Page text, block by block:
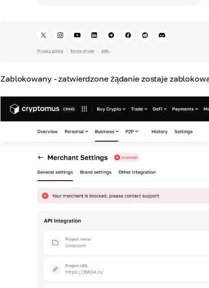
Zablokowany - zatwierdzone żądanie zostaje